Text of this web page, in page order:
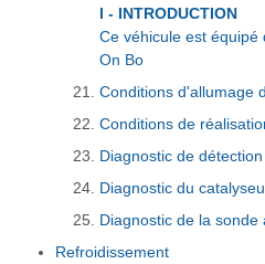
I - INTRODUCTION
Ce véhicule est
On Bo
Conditions d'allumage
Conditions de
Diagnostic de
Diagnostic du
Diagnostic de la
Refroidissement